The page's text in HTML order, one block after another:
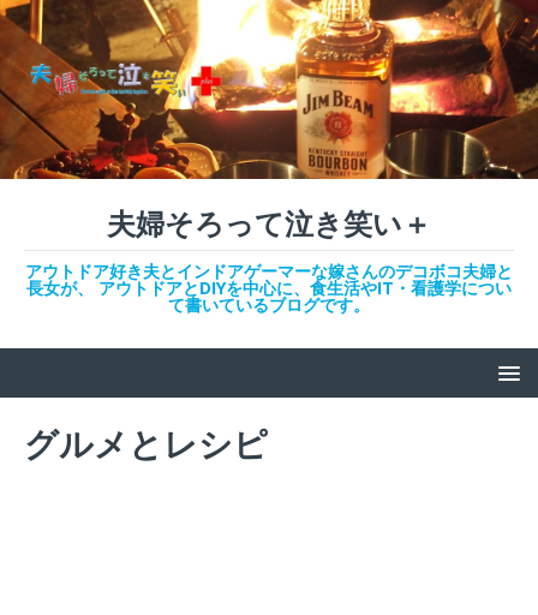
夫婦そろって泣き笑い＋
アウトドア好き夫とインドアゲーマーな嫁さんのデコボコ夫婦と
長女が、 アウトドアとDIYを中心に、食生活やIT・看護学につい
て書いているブログです。
グルメとレシピ